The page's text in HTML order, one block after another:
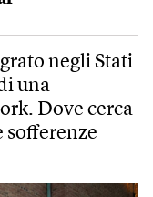
negli Stati
una
Dove cerca
sofferenze